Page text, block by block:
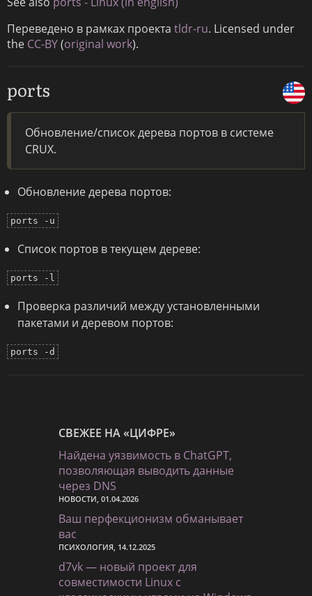
Переведено в рамках проекта tldr-ru. Licensed under
the CC-BY(original work).
ports
Обновление/список дерева портов в системе
CRUX.
Обновление дерева портов:
ports -u
Список портов в текущем дереве:
ports -l
Проверка различий между установленными
пакетами и деревом портов:
ports -d
СВЕЖЕЕ НА «ЦИФРЕ»
Найдена уязвимость в ChatGPT,
позволяющая выводить данные
через DNS
НОВОСТИ, 01.04.2026
Ваш перфекционизм обманывает
вас
ПСИХОЛОГИЯ, 14.12.2025
d7vk — новый проект для
совместимости Linux с